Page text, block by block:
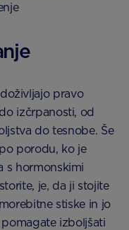
pravo
izčrpanosti, od
do tesnobe. Še
porodu, ko je
s hormonskimi
je, da ji stojite
stiske in jo
izboljšati